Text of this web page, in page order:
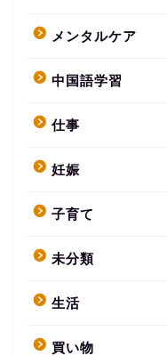
メンタルケア
中国語学習
仕事
妊娠
子育て
未分類
生活
買い物